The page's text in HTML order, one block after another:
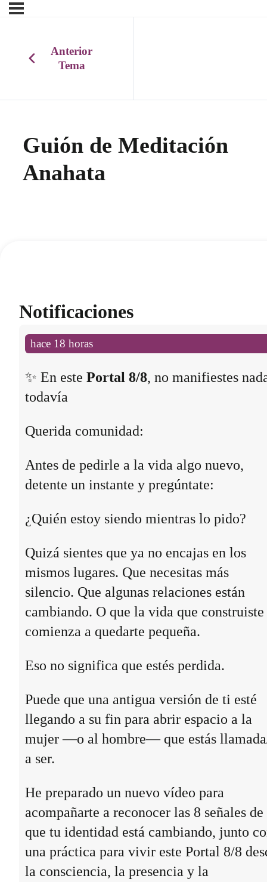
Anterior
Tema
Guión de Meditación
Anahata
Notificaciones
hace 18 horas
✨ En este Portal 8/8, no manifiestes
todavía
Querida comunidad:
Antes de pedirle a la vida algo nuevo,
detente un instante y pregúntate:
¿Quién estoy siendo mientras lo pido?
Quizá sientes que ya no encajas en los
mismos lugares. Que necesitas más
silencio. Que algunas relaciones están
cambiando. O que la vida que construiste
comienza a quedarte pequeña.
Eso no significa que estés perdida.
Puede que una antigua versión de ti esté
llegando a su fin para abrir espacio a la
mujer —o al hombre— que estás
a ser.
He preparado un nuevo vídeo para
acompañarte a reconocer las 8 señales de
que tu identidad está cambiando, junto
una práctica para vivir este Portal 8/8
la consciencia, la presencia y la